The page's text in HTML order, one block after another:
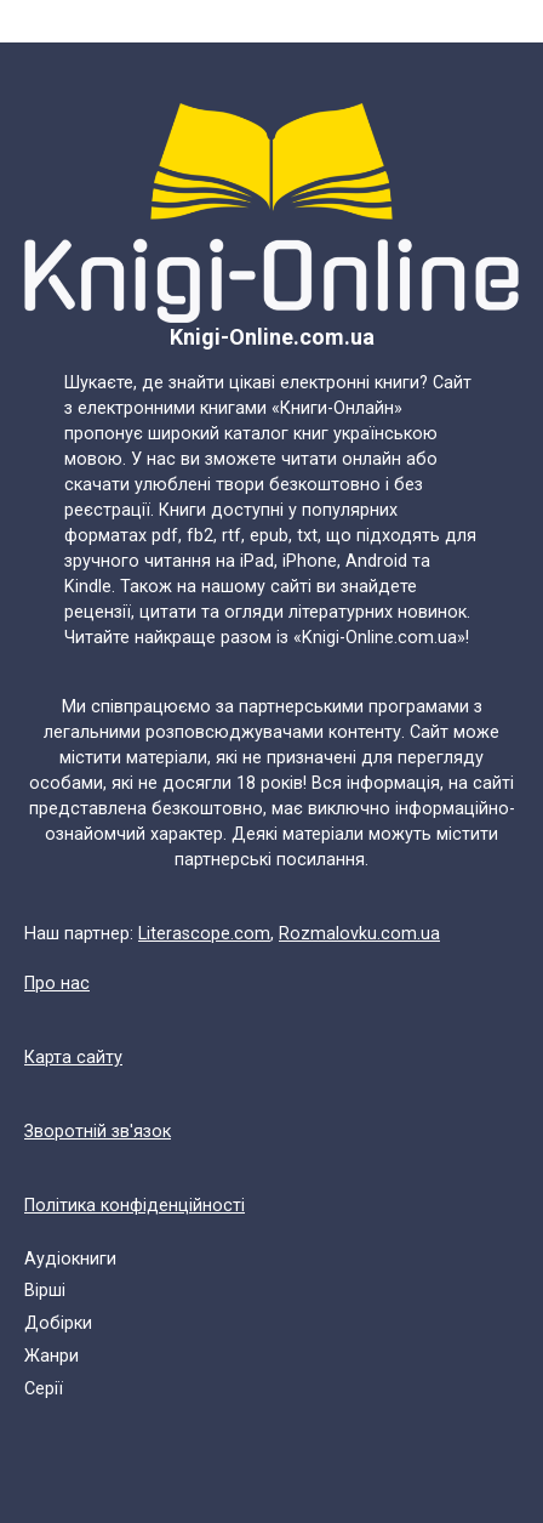
Knigi-Online.com.ua
Шукаєте, де знайти цікаві електронні книги? Сайт
з електронними книгами «Книги-Онлайн»
пропонує широкий каталог книг українською
мовою. У нас ви зможете читати онлайн або
скачати улюблені твори безкоштовно і без
реєстрації. Книги доступні у популярних
форматах pdf, fb2, rtf, epub, txt, що підходять для
зручного читання на iPad, iPhone, Android та
Kindle. Також на нашому сайті ви знайдете
рецензії, цитати та огляди літературних новинок.
Читайте найкраще разом із «Knigi-Online.com.ua»!
Ми співпрацюємо за партнерськими програмами з
легальними розповсюджувачами контенту. Сайт може
містити матеріали, які не призначені для перегляду
особами, які не досягли 18 років! Вся інформація, на сайті
представлена безкоштовно, має виключно інформаційно-
ознайомчий характер. Деякі матеріали можуть містити
партнерські посилання.
Наш партнер: Literascope.com, Rozmalovku.com.ua
Про нас
Карта сайту
Зворотній зв'язок
Політика конфіденційності
Аудіокниги
Вірші
Добірки
Жанри
Cерії